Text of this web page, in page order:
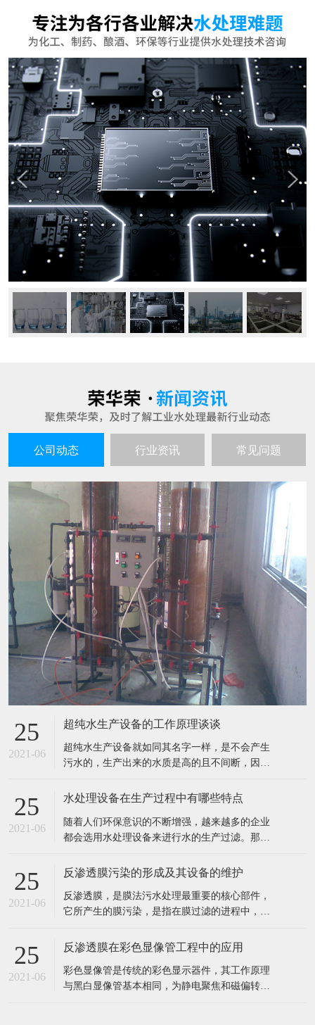
公司动态 行业资讯 常见问题
25
2021-06
超纯水生产设备的工作原理谈谈
超纯水生产设备就如同其名字一样，是不会产生
污水的，生产出来的水质是高的且不间断，因此
也就深受到企业者的喜爱，超纯水生产的设备主
要也是用在水处理和电子工业以及实验室呀等行
业中的。 超纯水生产设备的工作原理： 超纯水生
产设备的工作过程通过交换羟基离子或氢氧根离
子去除不想要的离子，然后将这些
25
2021-06
水处理设备在生产过程中有哪些特点
随着人们环保意识的不断增强，越来越多的企业
都会选用水处理设备来进行水的生产过滤。那
么，这种设备具有哪些特点呢? 1、成本投入少，
出水水质好。 2、工业食品超纯水设备多采用多
介质过滤器、活性炭过滤器作及保安过滤器作为
预处理，能有效去除原水中的悬浮物、胶体、泥
沙、异味等杂质，处理后的水能能
25
2021-06
反渗透膜污染的形成及其设备的维护
反渗透膜，是膜法污水处理最重要的核心部件，
它所产生的膜污染，是指在膜过滤的进程中，水
让膜孔径变小或者是阻塞。反渗透膜作为深圳反
渗透设备的核心部件，咱们来看看反渗透膜污染
的要素、损害。 1、反渗透体系污染 反渗透体系
的污染通常指体系进水中所含的无
25
2021-06
反渗透膜在彩色显像管工程中的应用
彩色显像管是传统的彩色显示器件，其工作原理
与黑白显像管基本相同，为静电聚焦和磁偏转方
开始我国彩管产量的持续增长，彩管工厂已成了
我国排污的大户之一。与电子工业其它领域一
样，彩管的生产同样需要纯度高、需量大的纯
水，而经过彩管制造车间使用的纯水，排出时都
在线留言